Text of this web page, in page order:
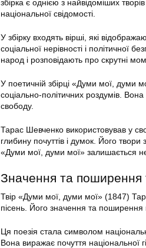
збірка є однією з найвідоміших
національної свідомості.
У збірку входять вірші, які
соціальної нерівності і політичної
народ і розповідають про скрутні
У поетичній збірці «Думи мої, думи
соціально-політичних роздумів.
свободу.
Тарас Шевченко використовував у
глибину почуттів і думок. Його твори
«Думи мої, думи мої» залишається
Значення та поширення
Твір «Думи мої, думи мої» (1847)
пісень. Його значення та поширення
Ця поезія стала символом
Вона виражає почуття національної